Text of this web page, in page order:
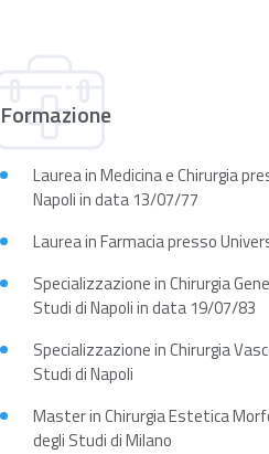
Formazione
Laurea in Medicina e Chirurgia
Napoli in data 13/07/77
Laurea in Farmacia presso
Specializzazione in Chirurgia
Studi di Napoli in data 19/07/83
Specializzazione in Chirurgia
Studi di Napoli
Master in Chirurgia Estetica
degli Studi di Milano